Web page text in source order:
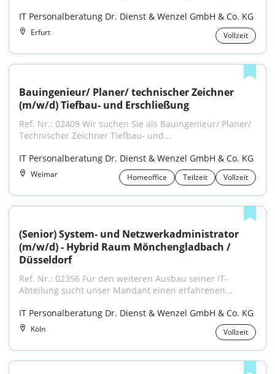
IT Personalberatung Dr. Dienst & Wenzel GmbH & Co. KG
Erfurt Vollzeit
Bauingenieur/ Planer/ technischer Zeichner
(m/w/d) Tiefbau- und Erschließung
Ref. Nr.: 02409 Wir suchen Sie als Bauingenieur/ Planer/
Technischer Zeichner Tiefbau- und...
IT Personalberatung Dr. Dienst & Wenzel GmbH & Co. KG
Weimar Homeoffice Teilzeit Vollzeit
(Senior) System- und Netzwerkadministrator
(m/w/d) - Hybrid Raum Mönchengladbach /
Düsseldorf
Ref. Nr.: 02356 Für den weiteren Ausbau seiner IT-
Abteilung sucht unser Mandant einen erfahrenen...
IT Personalberatung Dr. Dienst & Wenzel GmbH & Co. KG
Köln Vollzeit